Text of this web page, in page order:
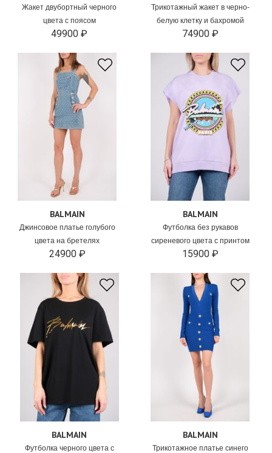
Жакет двубортный черного
цвета с поясом
49900 ₽
Трикотажный жакет в черно-
белую клетку и бахромой
74900 ₽
BALMAIN
Джинсовое платье голубого
цвета на бретелях
24900 ₽
BALMAIN
Футболка без рукавов
сиреневого цвета с принтом
15900 ₽
BALMAIN
Футболка черного цвета с
BALMAIN
Трикотажное платье синего